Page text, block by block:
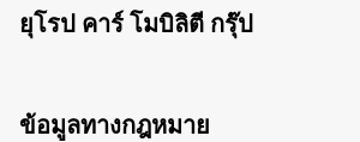
ยุโรป คาร์ โมบิลิตี กรุ๊ป
ข้อมูลทางกฎหมาย